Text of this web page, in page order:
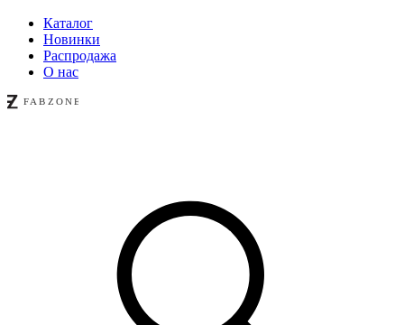
Каталог
Новинки
Распродажа
О нас